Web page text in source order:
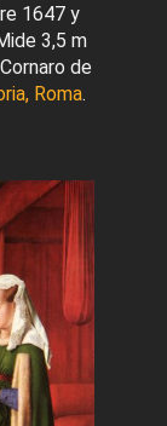
1647 y
3,5 m
de
Roma.